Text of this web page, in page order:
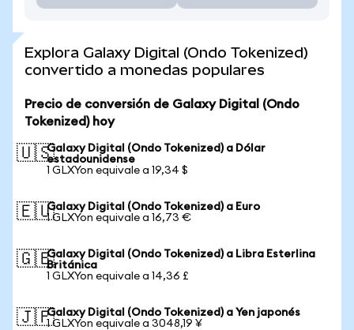
Explora Galaxy Digital (Ondo Tokenized)
convertido a monedas populares
Precio de conversión de Galaxy Digital (Ondo
Tokenized) hoy
🇺🇸Galaxy Digital (Ondo Tokenized) a Dólar
estadounidense
1 GLXYon equivale a 19,34 $
🇪🇺Galaxy Digital (Ondo Tokenized) a Euro
1 GLXYon equivale a 16,73 €
🇬🇧Galaxy Digital (Ondo Tokenized) a Libra Esterlina
Británica
1 GLXYon equivale a 14,36 £
🇯🇵Galaxy Digital (Ondo Tokenized) a Yen japonés
1 GLXYon equivale a 3048,19 ¥